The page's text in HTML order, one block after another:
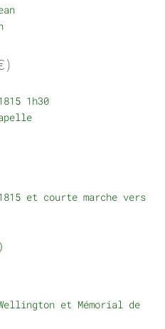
1h30
et courte marche vers
et Mémorial de